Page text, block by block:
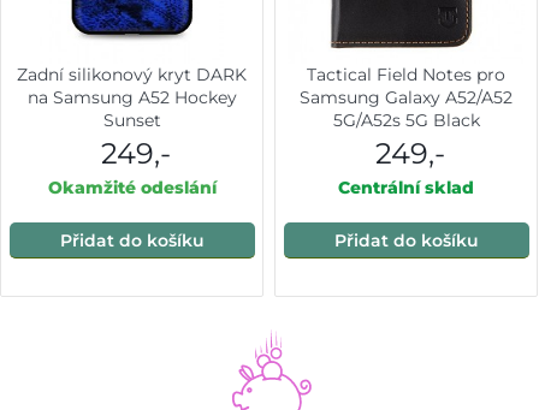
Zadní silikonový kryt DARK
na Samsung A52 Hockey
Sunset
249,-
Okamžité odeslání
Přidat do košíku
Tactical Field Notes pro
Samsung Galaxy A52/A52
5G/A52s 5G Black
249,-
Centrální sklad
Přidat do košíku